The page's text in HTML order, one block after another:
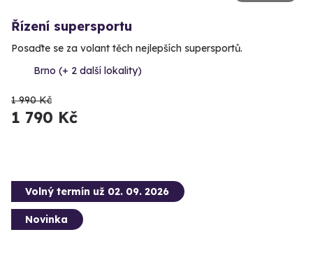
Řízení supersportu
Posaďte se za volant těch nejlepších supersportů.
Brno (+ 2 další lokality)
1 990 Kč
1 790 Kč
Volný termín už 02. 09. 2026
Novinka